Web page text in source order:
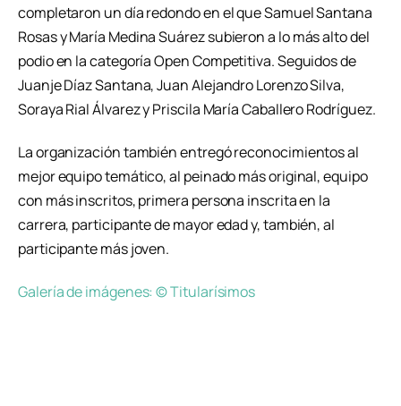
completaron un día redondo en el que Samuel Santana
Rosas y María Medina Suárez subieron a lo más alto del
podio en la categoría Open Competitiva. Seguidos de
Juanje Díaz Santana, Juan Alejandro Lorenzo Silva,
Soraya Rial Álvarez y Priscila María Caballero Rodríguez.
La organización también entregó reconocimientos al
mejor equipo temático, al peinado más original, equipo
con más inscritos, primera persona inscrita en la
carrera, participante de mayor edad y, también, al
participante más joven.
Galería de imágenes: © Titularísimos